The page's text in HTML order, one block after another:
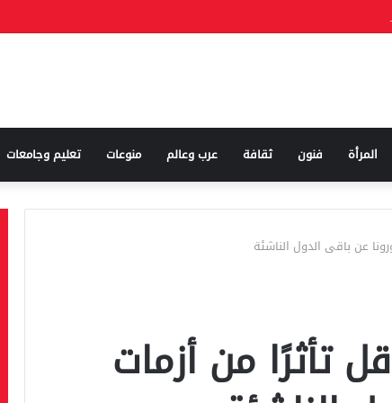
المرأة فنون ثقافة عرب وعالم منوعات تعليم وجامعات
عن باقى الدول الناشئة
تأثرًا من أزمات